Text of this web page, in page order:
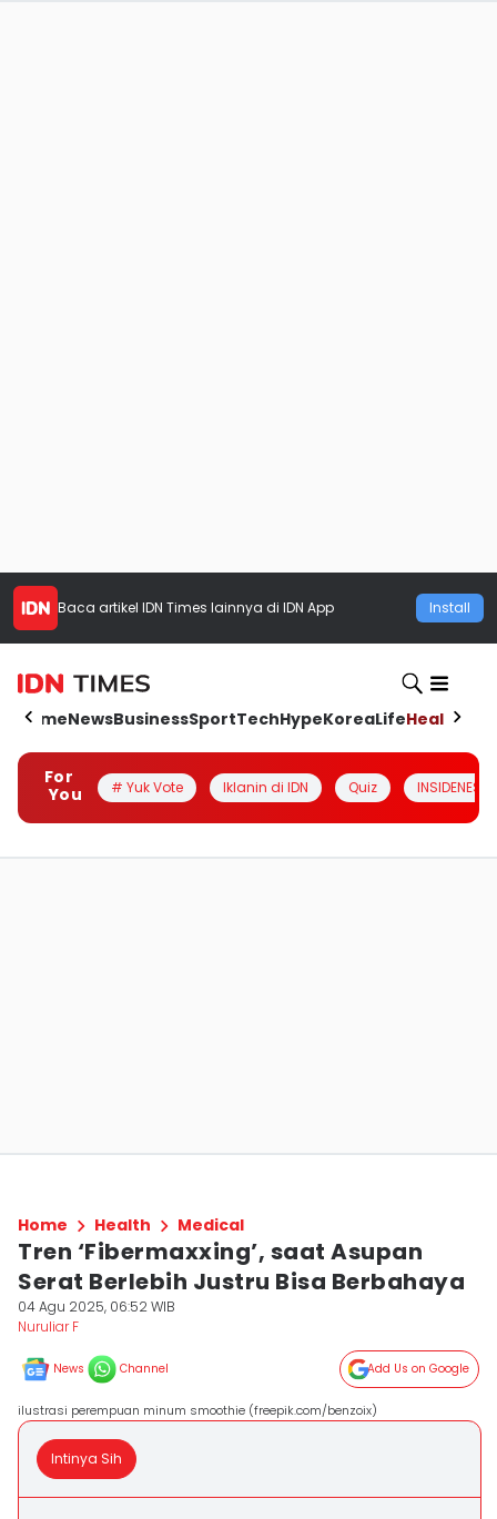
Baca artikel IDN Times lainnya di IDN App Install
HomeNewsBusinessSportTechHypeKoreaLifeHealth
For
You
# Yuk Vote Iklanin di IDN Quiz INSIDENESIA
Home Health Medical
Tren ‘Fibermaxxing’, saat Asupan
Serat Berlebih Justru Bisa Berbahaya
04 Agu 2025, 06:52 WIB
Nuruliar F
News Channel Add Us on Google
ilustrasi perempuan minum smoothie (freepik.com/benzoix)
Intinya Sih